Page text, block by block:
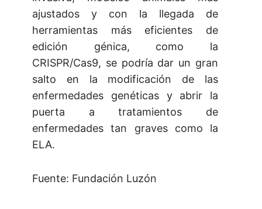
ajustados y con la llegada de
herramientas más eficientes de
edición génica, como la
CRISPR/Cas9, se podría dar un gran
salto en la modificación de las
enfermedades genéticas y abrir la
puerta a tratamientos de
enfermedades tan graves como la
ELA.
Fuente: Fundación Luzón